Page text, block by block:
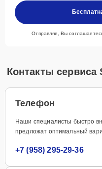
Отправляя, Вы
Контакты сервиса
Телефон
Наши специалисты быстро
предложат оптимальный
+7 (958) 295-29-36